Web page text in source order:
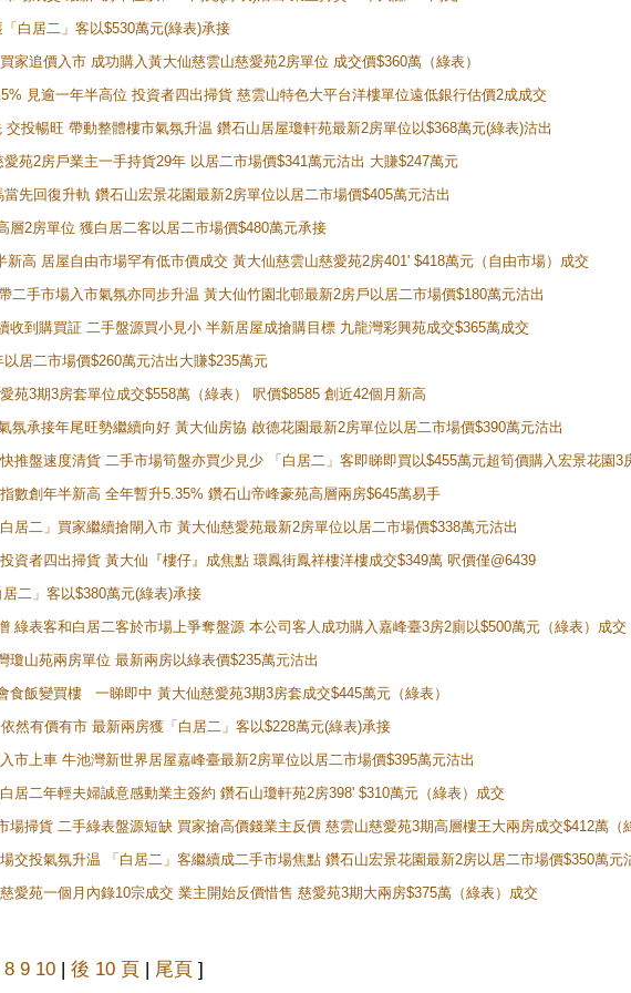
白居二」客以$530萬元(綠表)承接
家追價入市 成功購入黃大仙慈雲山慈愛苑2房單位 成交價$360萬（綠表）
見逾一年半高位 投資者四出掃貨 慈雲山特色大平台洋樓單位遠低銀行估價2成成交
投暢旺 帶動整體樓市氣氛升温 鑽石山居屋瓊軒苑最新2房單位以$368萬元(綠表)沽出
苑2房戶業主一手持貨29年 以居二市場價$341萬元沽出 大賺$247萬元
先回復升軌 鑽石山宏景花園最新2房單位以居二市場價$405萬元沽出
層2房單位 獲白居二客以居二市場價$480萬元承接
新高 居屋自由市場罕有低市價成交 黃大仙慈雲山慈愛苑2房401' $418萬元（自由市場）成交
二手市場入市氣氛亦同步升温 黃大仙竹園北邨最新2房戶以居二市場價$180萬元沽出
收到購買証 二手盤源買小見小 半新居屋成搶購目標 九龍灣彩興苑成交$365萬成交
居二市場價$260萬元沽出大賺$235萬元
苑3期3房套單位成交$558萬（綠表） 呎價$8585 創近42個月新高
氛承接年尾旺勢繼續向好 黃大仙房協 啟德花園最新2房單位以居二市場價$390萬元沽出
推盤速度清貨 二手市場筍盤亦買少見少 「白居二」客即睇即買以$455萬元超筍價購入宏景花園3
數創年半新高 全年暫升5.35% 鑽石山帝峰豪苑高層兩房$645萬易手
居二」買家繼續搶閘入市 黃大仙慈愛苑最新2房單位以居二市場價$338萬元沽出
資者四出掃貨 黃大仙『樓仔』成焦點 環鳳街鳳祥樓洋樓成交$349萬 呎價僅@6439
二」客以$380萬元(綠表)承接
綠表客和白居二客於市場上爭奪盤源 本公司客人成功購入嘉峰臺3房2廁以$500萬元（綠表）成交
瓊山苑兩房單位 最新兩房以綠表價$235萬元沽出
食飯變買樓 一睇即中 黃大仙慈愛苑3期3房套成交$445萬元（綠表）
然有價有市 最新兩房獲「白居二」客以$228萬元(綠表)承接
市上車 牛池灣新世界居屋嘉峰臺最新2房單位以居二市場價$395萬元沽出
居二年輕夫婦誠意感動業主簽約 鑽石山瓊軒苑2房398' $310萬元（綠表）成交
場掃貨 二手綠表盤源短缺 買家搶高價錢業主反價 慈雲山慈愛苑3期高層樓王大兩房成交$412萬（
交投氣氛升温 「白居二」客繼續成二手市場焦點 鑽石山宏景花園最新2房以居二市場價$350萬元
愛苑一個月內錄10宗成交 業主開始反價惜售 慈愛苑3期大兩房$375萬（綠表）成交
8 9 10 | 後 10 頁 | 尾頁 ]